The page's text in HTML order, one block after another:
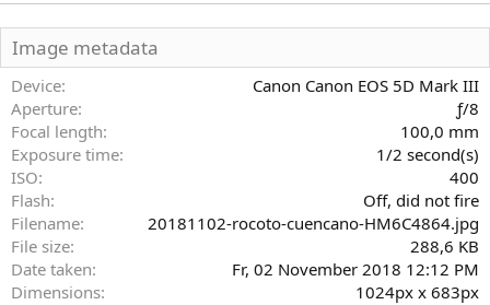
0
t
e
r
Image metadata
Device
Canon Canon EOS 5D Mark III
Aperture
ƒ/8
Focal length
100,0 mm
Exposure time
1/2 second(s)
ISO
400
Flash
Off, did not fire
Filename
20181102-rocoto-cuencano-HM6C4864.jpg
File size
288,6 KB
Date taken
Fr, 02 November 2018 12:12 PM
Dimensions
1024px x 683px